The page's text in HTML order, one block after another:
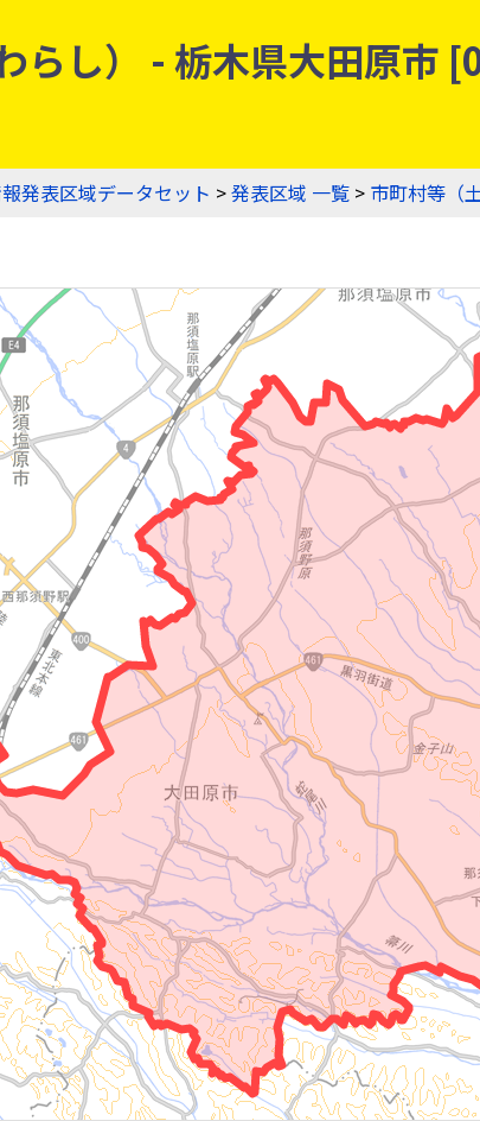
らし） - 栃木県大田原市
発表区域データセット >発表区域 一覧 > 市町村等（